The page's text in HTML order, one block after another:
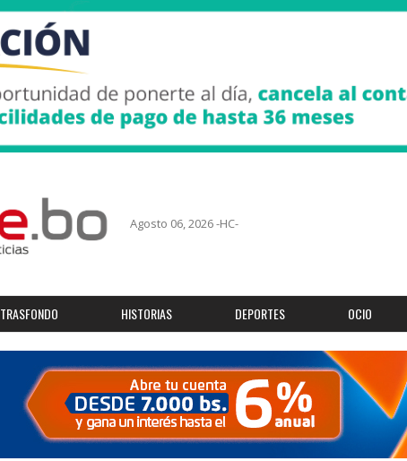
Agosto 06, 2026 -HC-
TRASFONDO HISTORIAS DEPORTES OCIO